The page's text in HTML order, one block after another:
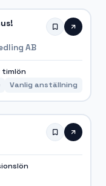
AB
timlön
Vanlig anställning